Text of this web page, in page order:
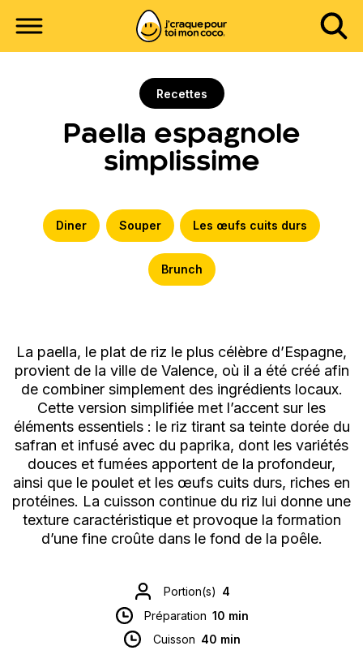
Recettes
Paella espagnole
simplissime
Diner Souper Les œufs cuits durs
Brunch
La paella, le plat de riz le plus célèbre d’Espagne,
provient de la ville de Valence, où il a été créé afin
de combiner simplement des ingrédients locaux.
Cette version simplifiée met l’accent sur les
éléments essentiels : le riz tirant sa teinte dorée du
safran et infusé avec du paprika, dont les variétés
douces et fumées apportent de la profondeur,
ainsi que le poulet et les œufs cuits durs, riches en
protéines. La cuisson continue du riz lui donne une
texture caractéristique et provoque la formation
d’une fine croûte dans le fond de la poêle.
Portion(s) 4
Préparation 10 min
Cuisson 40 min